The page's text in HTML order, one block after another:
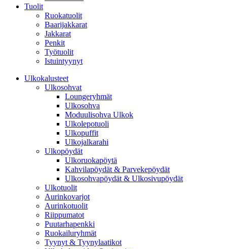
Tuolit
Ruokatuolit
Baarijakkarat
Jakkarat
Penkit
Työtuolit
Istuintyynyt
Ulkokalusteet
Ulkosohvat
Loungeryhmät
Ulkosohva
Moduulisohva Ulkok
Ulkolepotuoli
Ulkopuffit
Ulkojalkarahi
Ulkopöydät
Ulkoruokapöytä
Kahvilapöydät & Parvekepöydät
Ulkosohvapöydät & Ulkosivupöydät
Ulkotuolit
Aurinkovarjot
Aurinkotuolit
Riippumatot
Puutarhapenkki
Ruokailuryhmät
Tyynyt & Tyynylaatikot